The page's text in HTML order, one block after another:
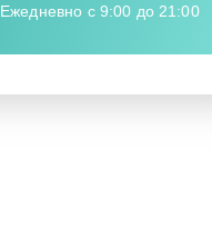
Ежедневно с 9:00 до 21:00